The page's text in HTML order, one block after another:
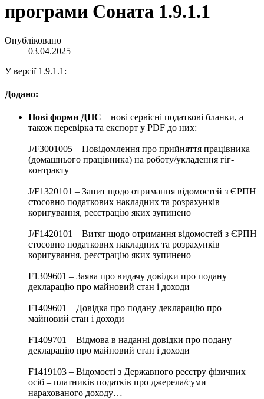
програми Соната 1.9.1.1
Опубліковано
03.04.2025
У версії 1.9.1.1:
Додано:
Нові форми ДПС – нові сервісні податкові бланки, а
також перевірка та експорт у PDF до них:
J/F3001005 – Повідомлення про прийняття працівника
(домашнього працівника) на роботу/укладення гіг-
контракту
J/F1320101 – Запит щодо отримання відомостей з ЄРПН
стосовно податкових накладних та розрахунків
коригування, реєстрацію яких зупинено
J/F1420101 – Витяг щодо отримання відомостей з ЄРПН
стосовно податкових накладних та розрахунків
коригування, реєстрацію яких зупинено
F1309601 – Заява про видачу довідки про подану
декларацію про майновий стан і доходи
F1409601 – Довідка про подану декларацію про
майновий стан і доходи
F1409701 – Відмова в наданні довідки про подану
декларацію про майновий стан і доходи
F1419103 – Відомості з Державного реєстру фізичних
осіб – платників податків про джерела/суми
нарахованого доходу…